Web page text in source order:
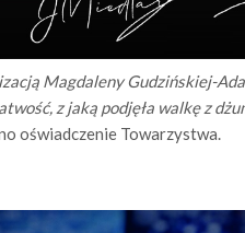
Magdaleny Gudzińskiej-
z jaką podjęła walkę z
oświadczenie Towarzystwa.